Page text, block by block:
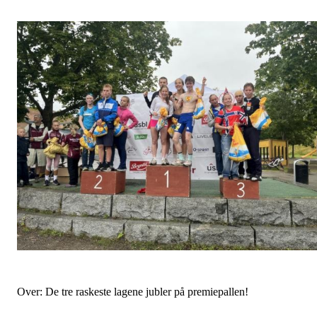
Over: De tre raskeste lagene jubler på premiepallen!